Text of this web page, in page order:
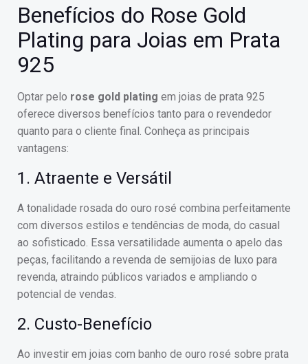
Benefícios do Rose Gold
Plating para Joias em Prata
925
Optar pelo rose gold plating em joias de prata 925
oferece diversos benefícios tanto para o revendedor
quanto para o cliente final. Conheça as principais
vantagens:
1. Atraente e Versátil
A tonalidade rosada do ouro rosé combina perfeitamente
com diversos estilos e tendências de moda, do casual
ao sofisticado. Essa versatilidade aumenta o apelo das
peças, facilitando a revenda de semijoias de luxo para
revenda, atraindo públicos variados e ampliando o
potencial de vendas.
2. Custo-Benefício
Ao investir em joias com banho de ouro rosé sobre prata